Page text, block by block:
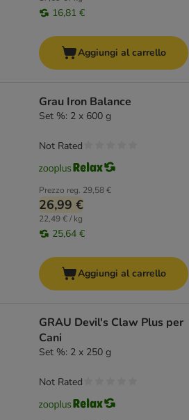
16,81 €
Aggiungi al carrello
Grau Iron Balance
Set %: 2 x 600 g
Prezzo reg. 29,58 €
26,99 €
22,49 € / kg
25,64 €
Not Rated
Aggiungi al carrello
GRAU Devil's Claw Plus per
Cani
Set %: 2 x 250 g
Not Rated